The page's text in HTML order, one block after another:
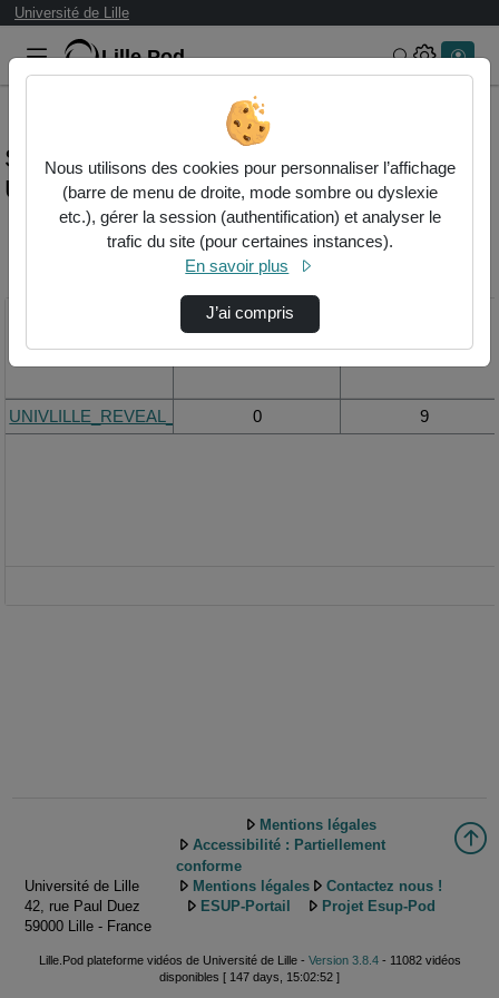
Université de Lille
Lille.Pod Rechercher
Statistiques de visualisation de la vidéo
Univlille_reveal_4k-vdef.mp4
Modifier la période de
Vue de la journée
UNIVLILLE_REVEAL_4k-VDEF.mp4
0 9
Université de Lille
42, rue Paul Duez
59000 Lille - France
Mentions légales
Accessibilité : Partiellement
conforme
Mentions légales
Contactez nous !
ESUP-Portail
Projet Esup-Pod
Lille.Pod plateforme vidéos de Université de Lille - Version 3.8.4- 11082 vidéos
disponibles [ 147 days, 15:02:52 ]
Nous utilisons des cookies pour personnaliser l’affichage
(barre de menu de droite, mode sombre ou dyslexie
etc.), gérer la session (authentification) et analyser le
trafic du site (pour certaines instances).
En savoir plus
J’ai compris